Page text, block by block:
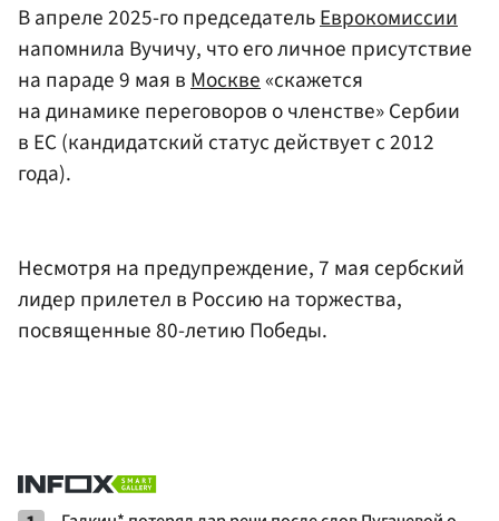
В апреле 2025-го председательЕврокомиссии
напомнила Вучичу, что его личное присутствие
на параде 9 мая в Москве«скажется
на динамике переговоров о членстве» Сербии
в ЕС (кандидатский статус действует с 2012
года).
Несмотря на предупреждение, 7 мая сербский
лидер прилетел в Россию на торжества,
посвященные 80-летию Победы.